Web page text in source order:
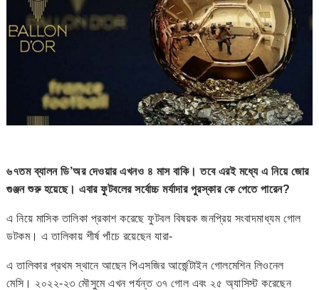
৬৭তম ব্যালন ডি’অর দেওয়ার এখনও ৪ মাস বাকি। তবে এরই মধ্যে এ নিয়ে জোর
গুঞ্জন শুরু হয়েছে। এবার ফুটবলের সর্বোচ্চ মর্যাদার পুরস্কার কে পেতে পারেন?
এ নিয়ে মাসিক তালিকা প্রকাশ করেছে ফুটবল বিষয়ক জনপ্রিয় সংবাদমাধ্যম গোল
ডটকম। এ তালিকায় শীর্ষ পাঁচে রয়েছেন যারা-
এ তালিকার প্রথম স্থানে আছেন পিএসজির আর্জেন্টাইন গোলমেশিন লিওনেল
মেসি। ২০২২-২৩ মৌসুমে এখন পর্যন্ত ৩৭ গোল এবং ২৫ অ্যাসিস্ট করেছেন